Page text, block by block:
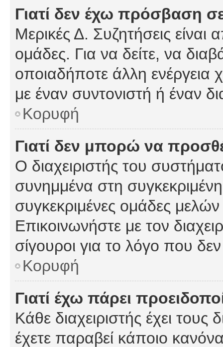
Γιατί δεν έχω πρόσβαση
Μερικές Δ. Συζητήσεις είναι
ομάδες. Για να δείτε, να
οποιαδήποτε άλλη ενέργεια
με έναν συντονιστή ή έναν
Κορυφή
Γιατί δεν μπορώ να
Ο διαχειριστής του
συνημμένα στη
συγκεκριμένες ομάδες
Επικοινωνήστε με τον
σίγουροι για το λόγο που
Κορυφή
Γιατί έχω πάρει
Κάθε διαχειριστής έχει
έχετε παραβεί κάποιο